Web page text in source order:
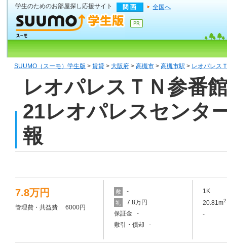
学生のためのお部屋探し応援サイト 全国へ
SUUMO（スーモ）学生版 > 賃貸 > 大阪府 > 高槻市 > 高槻市駅 > レオパレス
レオパレスＴＮ参番
21レオパレスセンタ
報
7.8万円
管理費・共益費 6000円
敷 -
礼
7.8万円
保証金 -
敷引・償却 -
1K
20.81m2
-